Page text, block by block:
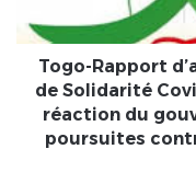
de
Solidarité
Covid-
Togo-Rapport
de Solidarité
réaction du
poursuites